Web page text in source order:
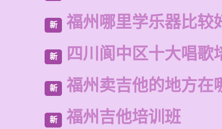
新 福州哪里学乐器比较
新 四川阆中区十大唱歌
新 福州卖吉他的地方在
新 福州吉他培训班